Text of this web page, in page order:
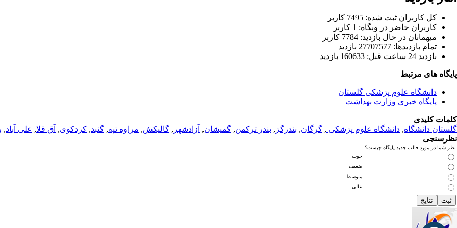
كل کاربران ثبت شده: 7495 کاربر
کاربران حاضر در وبگاه: 1 کاربر
ميهمانان در حال بازديد: 7784 کاربر
تمام بازديد‌ها: 27707577 بازدید
بازديد 24 ساعت قبل: 160633 بازدید
پایگاه های مرتبط
دانشگاه علوم پزشکی گلستان
پایگاه خبری وزارت بهداشت
کلمات کلیدی
گلستان دانشگاه, دانشگاه علوم پزشکی , گرگان, بندرگز , بندر ترکمن, گمیشان, آزادشهر , گالیکش, مراوه تپه, گنبد, کردکوی, آق قلا, علی آباد,
نظرسنجی
نظر شما در مورد قالب جدید پایگاه چیست؟
خوب
ضعیف
متوسط
عالی